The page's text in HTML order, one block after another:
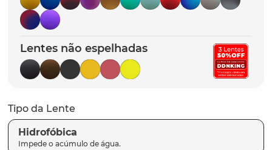
Lentes não espelhadas
Tipo da Lente
Hidrofóbica
6º t-shock
7º gasket
8º parafusos
9º latch